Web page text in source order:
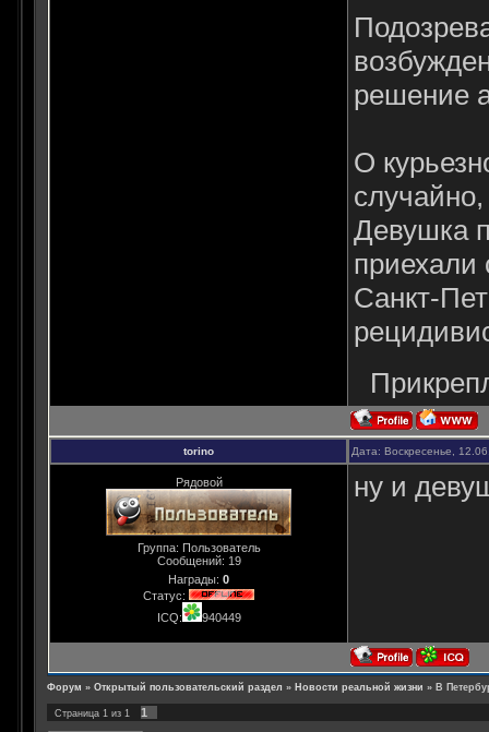
решение
О
Девушка
Санкт-
torino Дата: Воскресенье,
Рядовой
Группа: Пользователь
Сообщений: 19
Награды: 0
Статус:
ICQ:
940449
ну и
Форум » Открытый пользовательский раздел » Новости реальной жизни » В
Страница 1 из 1 1